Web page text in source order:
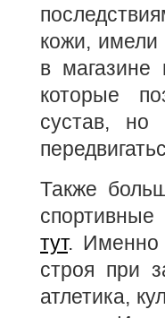
кожи,
в магазине
которые
сустав, но
Также
тут. Именно
строя при
атлетика,